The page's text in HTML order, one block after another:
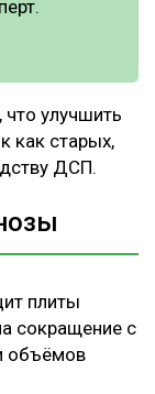
улучшить
как старых,
ДСП.
плиты
сокращение с
объёмов